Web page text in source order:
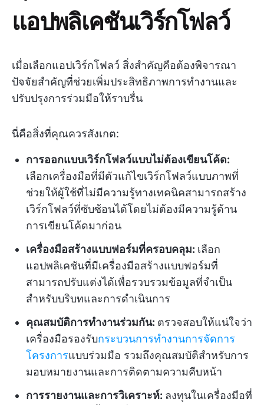
แอปพลิเคชันเวิร์กโฟลว์
เมื่อเลือกแอปเวิร์กโฟลว์ สิ่งสำคัญคือต้องพิจารณา
ปัจจัยสำคัญที่ช่วยเพิ่มประสิทธิภาพการทำงานและ
ปรับปรุงการร่วมมือให้ราบรื่น
นี่คือสิ่งที่คุณควรสังเกต:
การออกแบบเวิร์กโฟลว์แบบไม่ต้องเขียนโค้ด:
เลือกเครื่องมือที่มีตัวแก้ไขเวิร์กโฟลว์แบบภาพที่
ช่วยให้ผู้ใช้ที่ไม่มีความรู้ทางเทคนิคสามารถสร้าง
เวิร์กโฟลว์ที่ซับซ้อนได้โดยไม่ต้องมีความรู้ด้าน
การเขียนโค้ดมาก่อน
เครื่องมือสร้างแบบฟอร์มที่ครอบคลุม: เลือก
แอปพลิเคชันที่มีเครื่องมือสร้างแบบฟอร์มที่
สามารถปรับแต่งได้เพื่อรวบรวมข้อมูลที่จำเป็น
สำหรับบริบทและการดำเนินการ
คุณสมบัติการทำงานร่วมกัน: ตรวจสอบให้แน่ใจว่า
เครื่องมือรองรับกระบวนการทำงานการจัดการ
โครงการแบบร่วมมือ รวมถึงคุณสมบัติสำหรับการ
มอบหมายงานและการติดตามความคืบหน้า
การรายงานและการวิเคราะห์: ลงทุนในเครื่องมือที่